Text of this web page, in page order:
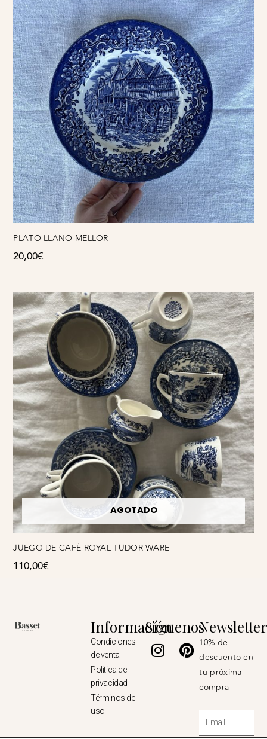
PLATO LLANO MELLOR
20,00€
AGOTADO
JUEGO DE CAFÉ ROYAL TUDOR WARE
110,00€
Información
Condiciones
de venta
Política de
privacidad
Términos de
uso
Síguenos
Instagram
Pinterest
10% de
descuento en
tu próxima
compra
Email